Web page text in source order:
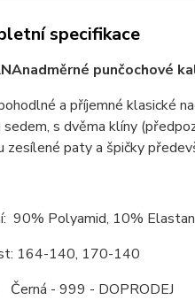
specifikace
nadměrné punčochové
a příjemné klasické
s dvěma klíny
zesílené paty a špičky
90% Polyamid, 10% Elastan
164-140, 170-140
Černá - 999 - DOPRODEJ